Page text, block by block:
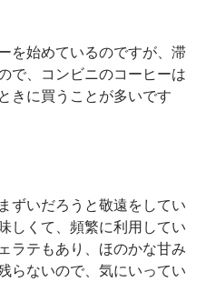
を始めているのですが、滞
で、コンビニのコーヒーは
きに買うことが多いです
ずいだろうと敬遠をしてい
しくて、頻繁に利用してい
ラテもあり、ほのかな甘み
らないので、気にいってい